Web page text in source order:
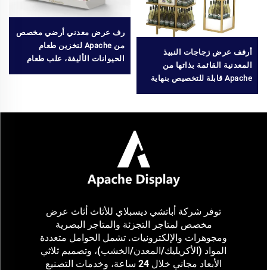
أرفف عرض زجاجات النبيذ
المعدنية القائمة بذاتها من
Apache قابلة للتخصيص بنهاية
رف عرض معدني أرضي مخصص
من Apache لتخزين طعام
الحيوانات الأليفة، علب طعام
توفر شركة أباتشي ديسبلاي للأثاث أثاث عرض
مخصص لمتاجر التجزئة والمتاجر البصرية
ومجوهرات والإلكترونيات. تشمل الحوامل متعددة
المواد (الأكريليك/المعدن/الخشب)، وتصميم ثلاثي
الأبعاد مجاني خلال 24 ساعة، وخدمات التصنيع